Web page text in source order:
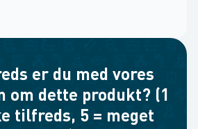
er du med vores
om dette produkt? (1
tilfreds, 5 = meget